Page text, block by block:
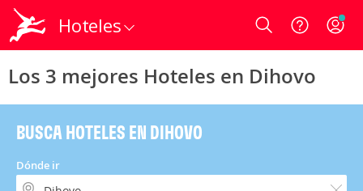
Hoteles Login
Los 3 mejores Hoteles en Dihovo
BUSCA HOTELES EN DIHOVO
Dónde ir